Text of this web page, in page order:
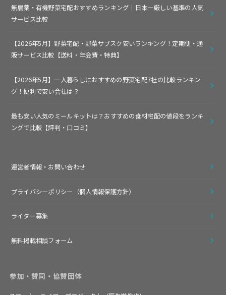
無農薬・有機野菜宅配おすすめランキング｜日本一厳しい基準の人気
サービス比較
【2026年5月】野菜宅配・野菜サブスク安いランキング！定期便・通
販サービス比較【送料・年会費・特典】
【2026年5月】一人暮らしにおすすめの野菜宅配7社の比較ランキン
グ！便利で安い会社は？
最も安い人気のミールキットは？おすすめの食材宅配の値段をランキ
ングで比較【評判・口コミ】
運営者情報・お問い合わせ
プライバシーポリシー（個人情報保護方針）
ライター募集
無料掲載相談フォーム
参加・賛同・協賛団体